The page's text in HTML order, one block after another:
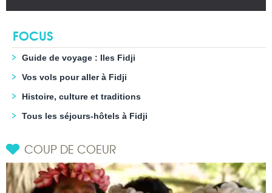
FOCUS
Guide de voyage : Iles Fidji
Vos vols pour aller à Fidji
Histoire, culture et traditions
Tous les séjours-hôtels à Fidji
COUP DE COEUR